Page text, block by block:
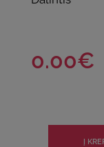
0.00€